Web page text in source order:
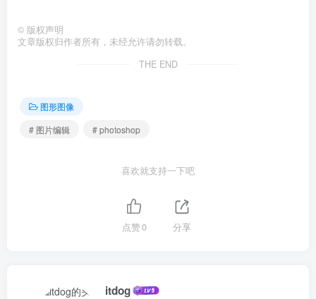
© 版权声明
文章版权归作者所有，未经允许请勿转载。
THE END
图形图像
# 图片编辑
# photoshop
喜欢就支持一下吧
点赞0 分享
itdog